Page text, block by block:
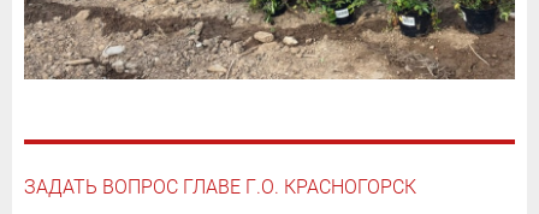
ЗАДАТЬ ВОПРОС ГЛАВЕ Г.О. КРАСНОГОРСК